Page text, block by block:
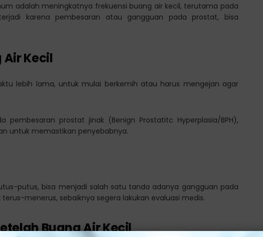
adalah meningkatnya frekuensi buang air kecil, terutama pada
karena pembesaran atau gangguan pada prostat, bisa
Air Kecil
lebih lama, untuk mulai berkemih atau harus mengejan agar
pembesaran prostat jinak (Benign Prostatitc Hyperplasia/BPH),
untuk memastikan penyebabnya.
putus, bisa menjadi salah satu tanda adanya gangguan pada
menerus, sebaiknya segera lakukan evaluasi medis.
Buang Air Kecil